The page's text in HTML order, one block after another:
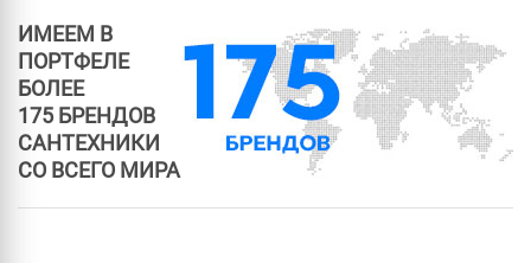
ИМЕЕМ В
ПОРТФЕЛЕ
БОЛЕЕ
175 БРЕНДОВ
САНТЕХНИКИ
СО ВСЕГО МИРА